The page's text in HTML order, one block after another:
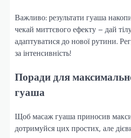
Важливо: результати гуаша
чекай миттєвого ефекту – дай
адаптуватися до нової рутини.
за інтенсивність!
Поради для
гуаша
Щоб масаж гуаша приносив
дотримуйся цих простих, але